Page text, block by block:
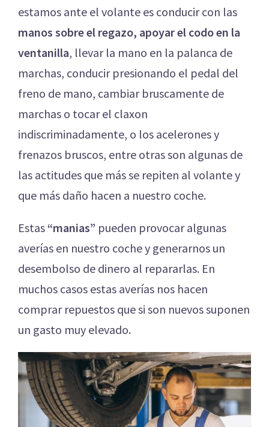
estamos ante el volante es conducir con las
manos sobre el regazo, apoyar el codo en la
ventanilla, llevar la mano en la palanca de
marchas, conducir presionando el pedal del
freno de mano, cambiar bruscamente de
marchas o tocar el claxon
indiscriminadamente, o los acelerones y
frenazos bruscos, entre otras son algunas de
las actitudes que más se repiten al volante y
que más daño hacen a nuestro coche.
Estas“manias” pueden provocar algunas
averías en nuestro coche y generarnos un
desembolso de dinero al repararlas. En
muchos casos estas averías nos hacen
comprar repuestos que si son nuevos suponen
un gasto muy elevado.